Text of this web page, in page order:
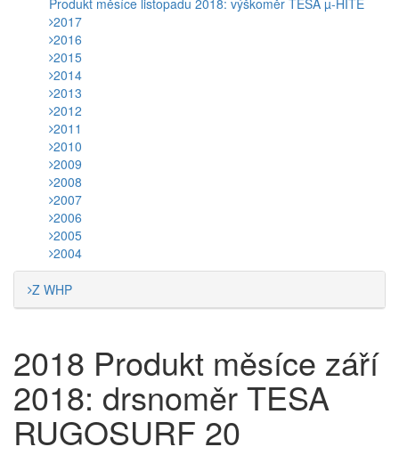
Produkt měsíce listopadu 2018: výškoměr TESA µ-HITE
2017
2016
2015
2014
2013
2012
2011
2010
2009
2008
2007
2006
2005
2004
Z WHP
2018 Produkt měsíce září
2018: drsnoměr TESA
RUGOSURF 20